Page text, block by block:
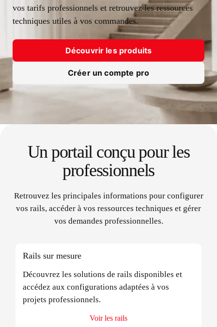
vos tarifs professionnels et retrouvez les ressources
techniques utiles à vos commandes.
Découvrir les produits
Créer un compte pro
Un portail conçu pour les
professionnels
Retrouvez les principales informations pour configurer
vos rails, accéder à vos ressources techniques et gérer
vos demandes professionnelles.
Rails sur mesure
Découvrez les solutions de rails disponibles et
accédez aux configurations adaptées à vos
projets professionnels.
Voir les rails